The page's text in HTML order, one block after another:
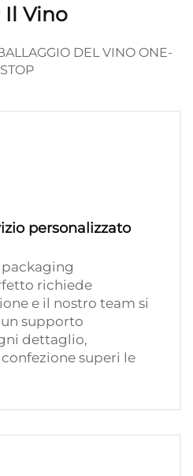
Il Vino
DEL VINO ONE-
STOP
personalizzato
packaging
richiede
e il nostro team si
supporto
dettaglio,
superi le